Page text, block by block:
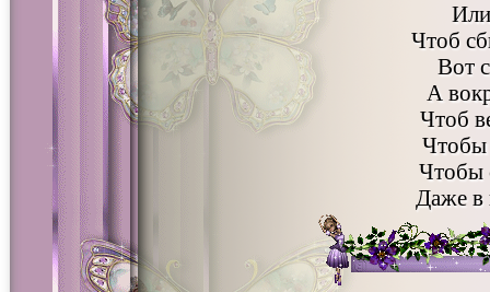
Чтоб
Вот
А
Чтоб
Чтобы
Чтобы
Даже в